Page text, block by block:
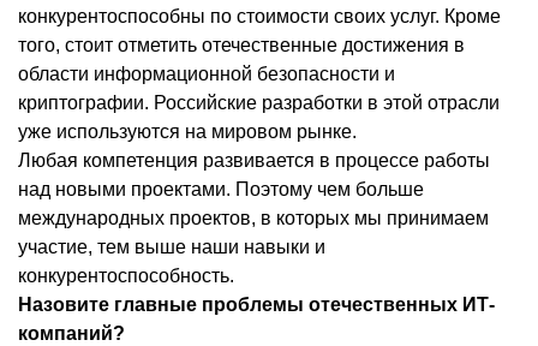
конкурентоспособны по стоимости своих услуг. Кроме
того, стоит отметить отечественные достижения в
области информационной безопасности и
криптографии. Российские разработки в этой отрасли
уже используются на мировом рынке.
Любая компетенция развивается в процессе работы
над новыми проектами. Поэтому чем больше
международных проектов, в которых мы принимаем
участие, тем выше наши навыки и
конкурентоспособность.
Назовите главные проблемы отечественных ИТ-
компаний?